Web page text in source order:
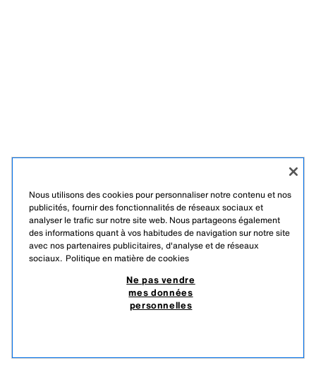
Nous utilisons des cookies pour personnaliser notre contenu et nos
publicités, fournir des fonctionnalités de réseaux sociaux et
analyser le trafic sur notre site web. Nous partageons également
des informations quant à vos habitudes de navigation sur notre site
avec nos partenaires publicitaires, d'analyse et de réseaux
sociaux. Politique en matière de cookies
Ne pas vendre
mes données
personnelles